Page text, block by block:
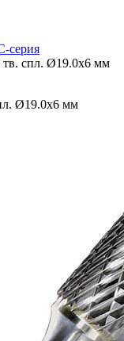
серия
тв. спл. Ø19.0х6 мм
Ø19.0х6 мм